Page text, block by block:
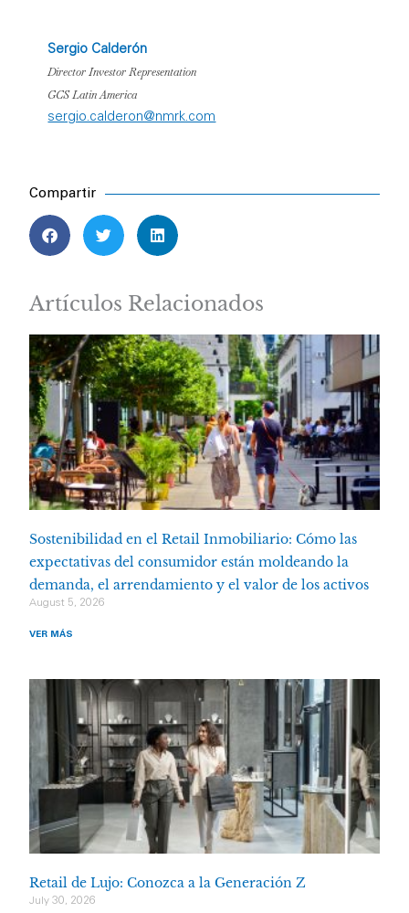
Sergio Calderón
Director Investor Representation
GCS Latin America
sergio.calderon@nmrk.com
Compartir
Artículos Relacionados
Sostenibilidad en el Retail Inmobiliario: Cómo las
expectativas del consumidor están moldeando la
demanda, el arrendamiento y el valor de los activos
August 5, 2026
VER MÁS
Retail de Lujo: Conozca a la Generación Z
July 30, 2026